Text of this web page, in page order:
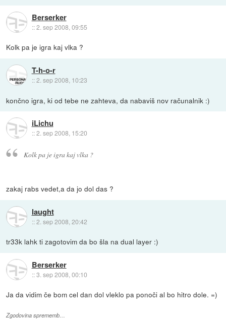
Berserker
::2. sep 2008, 09:55
Kolk pa je igra kaj vlka ?
T-h-o-r
::2. sep 2008, 10:23
končno igra, ki od tebe ne zahteva, da nabaviš nov računalnik :)
iLichu
::2. sep 2008, 15:20
Kolk pa je igra kaj vlka ?
zakaj rabs vedet,a da jo dol das ?
laught
::2. sep 2008, 20:42
tr33k lahk ti zagotovim da bo šla na dual layer :)
Berserker
::3. sep 2008, 00:10
Ja da vidim če bom cel dan dol vleklo pa ponoči al bo hitro dole. =)
Zgodovina sprememb…